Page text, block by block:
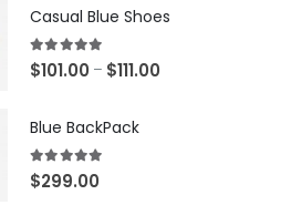
Casual Blue Shoes
5.00 out of 5
$101.00 – $111.00
Blue BackPack
5.00out of 5
$299.00